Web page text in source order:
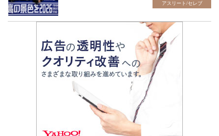
アスリート/セレブ